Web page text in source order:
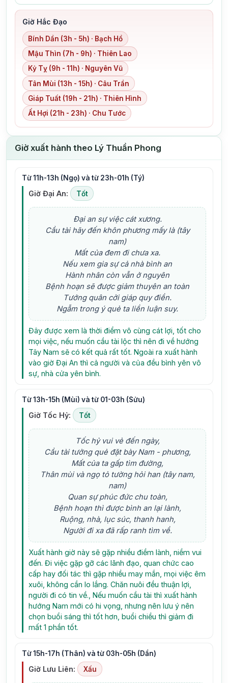
Giờ Hắc Đạo
Bính Dần (3h - 5h) · Bạch Hổ
Mậu Thìn (7h - 9h) · Thiên Lao
Kỷ Tỵ (9h - 11h) · Nguyên Vũ
Tân Mùi (13h - 15h) · Câu Trần
Giáp Tuất (19h - 21h) · Thiên Hình
Ất Hợi (21h - 23h) · Chu Tước
Giờ xuất hành theo Lý Thuần Phong
Từ 11h-13h (Ngọ) và từ 23h-01h (Tý)
Giờ Đại An: Tốt
Đại an sự việc cát xương.
Cầu tài hãy đến khôn phương mấy là (tây
nam)
Mất của đem đi chưa xa.
Nếu xem gia sự cả nhà bình an
Hành nhân còn vẫn ở nguyên
Bệnh hoạn sẽ được giảm thuyên an toàn
Tướng quân cởi giáp quy điền.
Ngẫm trong ý quẻ ta liền luận suy.
Đây được xem là thời điểm vô cùng cát lợi, tốt cho
mọi việc, nếu muốn cầu tài lộc thì nên đi về hướng
Tây Nam sẽ có kết quả rất tốt. Ngoài ra xuất hành
vào giờ Đại An thì cả người và của đều bình yên vô
sự, nhà cửa yên bình.
Từ 13h-15h (Mùi) và từ 01-03h (Sửu)
Giờ Tốc Hỷ: Tốt
Tốc hỷ vui vẻ đến ngày,
Cầu tài tưởng quẻ đặt bày Nam - phương,
Mất của ta gấp tìm đường,
Thân mùi và ngọ tỏ tường hỏi han (tây nam,
nam)
Quan sự phúc đức chu toàn,
Bệnh hoạn thì được bình an lại lành,
Ruộng, nhà, lục súc, thanh hanh,
Người đi xa đã rấp ranh tìm về.
Xuất hành giờ này sẽ gặp nhiều điềm lành, niềm vui
đến. Đi việc gặp gỡ các lãnh đạo, quan chức cao
cấp hay đối tác thì gặp nhiều may mắn, mọi việc êm
xuôi, không cần lo lắng. Chăn nuôi đều thuận lợi,
người đi có tin về., Nếu muốn cầu tài thì xuất hành
hướng Nam mới có hi vọng, nhưng nên lưu ý nên
chọn buổi sáng thì tốt hơn, buổi chiều thì giảm đi
mất 1 phần tốt.
Từ 15h-17h (Thân) và từ 03h-05h (Dần)
Giờ Lưu Liên: Xấu